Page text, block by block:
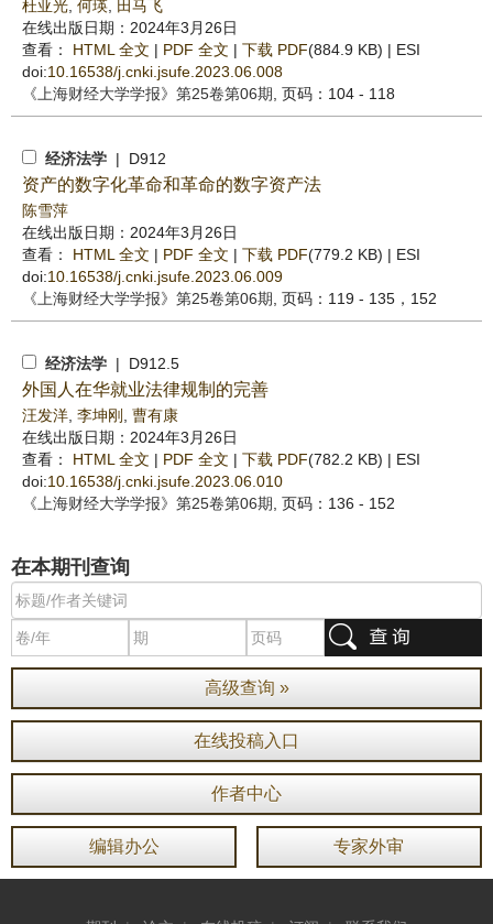
杜亚光 何瑛
田马飞
在线出版日期：2024年3月26日
查看： HTML 全文 | PDF 全文 | 下载 PDF(884.9 KB) | ESI
doi:10.16538/j.cnki.jsufe.2023.06.008
《上海财经大学学报》 第25卷第06期 , 页码：104 - 118
经济法学 | D912
资产的数字化革命和革命的数字资产法
陈雪萍
在线出版日期：2024年3月26日
查看： HTML 全文 | PDF 全文 | 下载 PDF(779.2 KB) | ESI
doi:10.16538/j.cnki.jsufe.2023.06.009
《上海财经大学学报》 第25卷第06期 , 页码：119 - 135，152
经济法学 | D912.5
外国人在华就业法律规制的完善
汪发洋 李坤刚
曹有康
在线出版日期：2024年3月26日
查看： HTML 全文 | PDF 全文 | 下载 PDF(782.2 KB) | ESI
doi:10.16538/j.cnki.jsufe.2023.06.010
《上海财经大学学报》 第25卷第06期 , 页码：136 - 152
在本期刊查询
高级查询 »
在线投稿入口
作者中心
编辑办公 专家外审